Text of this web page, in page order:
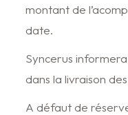
montant de
date.
Syncerus
dans la livraison
A défaut de